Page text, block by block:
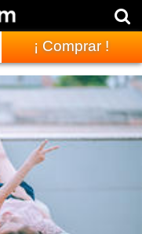
¡ Comprar !